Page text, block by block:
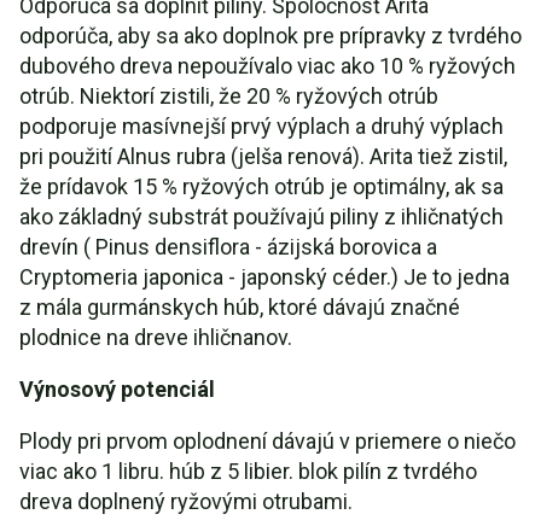
Odporúča sa doplniť piliny. Spoločnosť Arita
odporúča, aby sa ako doplnok pre prípravky z tvrdého
dubového dreva nepoužívalo viac ako 10 % ryžových
otrúb. Niektorí zistili, že 20 % ryžových otrúb
podporuje masívnejší prvý výplach a druhý výplach
pri použití Alnus rubra (jelša renová). Arita tiež zistil,
že prídavok 15 % ryžových otrúb je optimálny, ak sa
ako základný substrát používajú piliny z ihličnatých
drevín ( Pinus densiflora - ázijská borovica a
Cryptomeria japonica - japonský céder.) Je to jedna
z mála gurmánskych húb, ktoré dávajú značné
plodnice na dreve ihličnanov.
Výnosový potenciál
Plody pri prvom oplodnení dávajú v priemere o niečo
viac ako 1 libru. húb z 5 libier. blok pilín z tvrdého
dreva doplnený ryžovými otrubami.